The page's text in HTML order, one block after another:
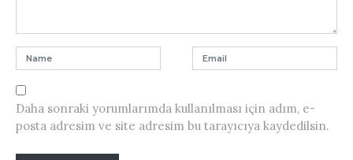
Daha sonraki yorumlarımda kullanılması için adım, e-
posta adresim ve site adresim bu tarayıcıya kaydedilsin.